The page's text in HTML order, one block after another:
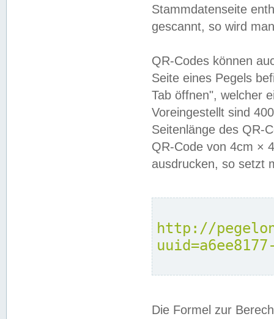
Stammdatenseite
gescannt, so wird
QR-Codes können
Seite eines Pegels
Tab öffnen", welcher
Voreingestellt sind
Seitenlänge des QR-
QR-Code von 4cm ×
ausdrucken, so setzt
http://
Die Formel zur